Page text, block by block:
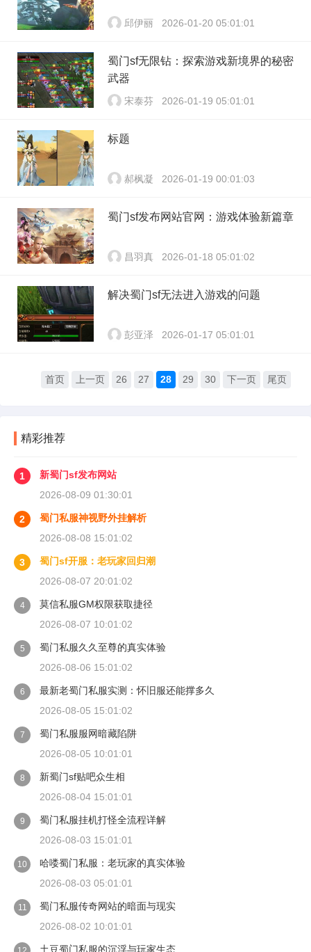
邱伊丽 2026-01-20 05:01:01
蜀门sf无限钻：探索游戏新境界的秘密
武器
宋泰芬 2026-01-19 05:01:01
标题
郝枫凝 2026-01-19 00:01:03
蜀门sf发布网站官网：游戏体验新篇章
昌羽真 2026-01-18 05:01:02
解决蜀门sf无法进入游戏的问题
彭亚泽 2026-01-17 05:01:01
首页 上一页 26 27 28 29 30 下一页 尾页
精彩推荐
1
新蜀门sf发布网站
2026-08-09 01:30:01
2
蜀门私服神视野外挂解析
2026-08-08 15:01:02
3
蜀门sf开服：老玩家回归潮
2026-08-07 20:01:02
4
莫信私服GM权限获取捷径
2026-08-07 10:01:02
5
蜀门私服久久至尊的真实体验
2026-08-06 15:01:02
6
最新老蜀门私服实测：怀旧服还能撑多久
2026-08-05 15:01:02
7
蜀门私服服网暗藏陷阱
2026-08-05 10:01:01
8
新蜀门sf贴吧众生相
2026-08-04 15:01:01
9
蜀门私服挂机打怪全流程详解
2026-08-03 15:01:01
10
哈喽蜀门私服：老玩家的真实体验
2026-08-03 05:01:01
11
蜀门私服传奇网站的暗面与现实
2026-08-02 10:01:01
土豆蜀门私服的沉浮与玩家生态